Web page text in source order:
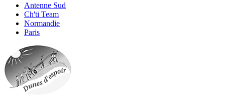
Antenne Sud
Ch'ti Team
Normandie
Paris